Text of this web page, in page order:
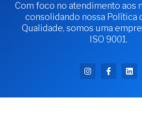
Com foco no atendimento aos
consolidando nossa Política
Qualidade, somos uma
ISO 9001.